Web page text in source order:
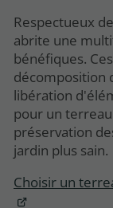
Respectueux
abrite une
bénéfiques.
décomposition
libération
pour un
préservation
jardin plus sain.
Choisir un